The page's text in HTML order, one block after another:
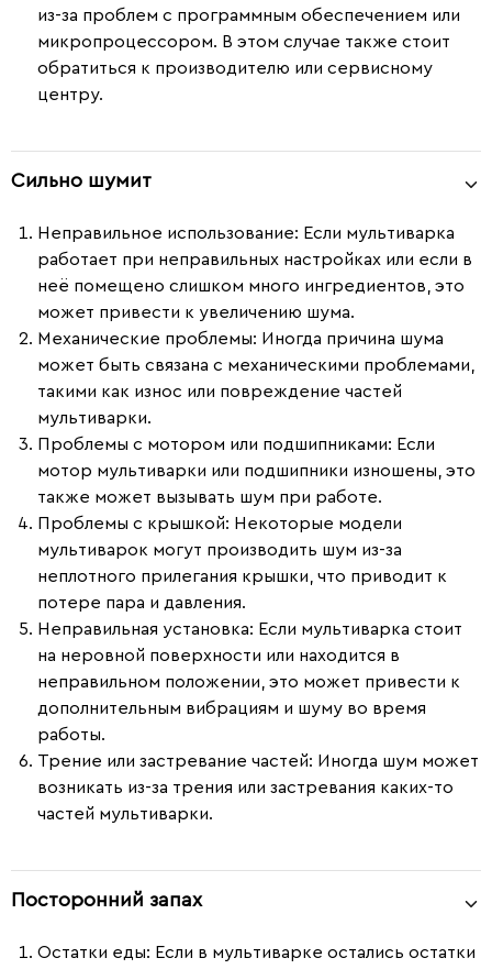
из-за проблем с программным обеспечением или
микропроцессором. В этом случае также стоит
обратиться к производителю или сервисному
центру.
Сильно шумит
Неправильное использование: Если мультиварка
работает при неправильных настройках или если в
неё помещено слишком много ингредиентов, это
может привести к увеличению шума.
Механические проблемы: Иногда причина шума
может быть связана с механическими проблемами,
такими как износ или повреждение частей
мультиварки.
Проблемы с мотором или подшипниками: Если
мотор мультиварки или подшипники изношены, это
также может вызывать шум при работе.
Проблемы с крышкой: Некоторые модели
мультиварок могут производить шум из-за
неплотного прилегания крышки, что приводит к
потере пара и давления.
Неправильная установка: Если мультиварка стоит
на неровной поверхности или находится в
неправильном положении, это может привести к
дополнительным вибрациям и шуму во время
работы.
Трение или застревание частей: Иногда шум может
возникать из-за трения или застревания каких-то
частей мультиварки.
Посторонний запах
Остатки еды: Если в мультиварке остались остатки